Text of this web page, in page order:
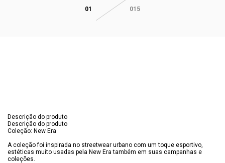
01 015
Descrição do produto
Descrição do produto
Coleção: New Era
A coleção foi inspirada no streetwear urbano com um toque esportivo,
estéticas muito usadas pela New Era também em suas campanhas e
coleções.